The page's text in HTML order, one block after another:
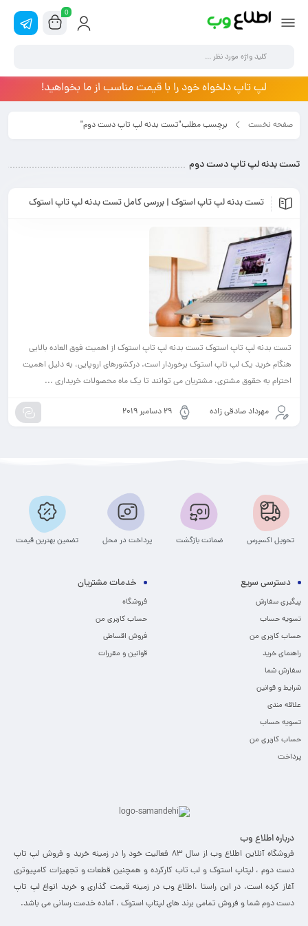
0
لپ تاپ دلخواه خود را با قیمت مناسب از ما بخواهید!
صفحه نخست برچسب مطلب"تست بدنه لپ تاپ دست دوم"
تست بدنه لپ تاپ دست دوم
تست بدنه لپ تاپ استوک | بررسی کامل تست بدنه لپ تاپ استوک
تست بدنه لپ تاپ استوک تست بدنه لپ تاپ استوک از اهمیت فوق العاده بالایی
هنگام خرید یک لپ تاپ استوک برخوردار است. درکشورهای اروپایی، به دلیل اهمیت
احترام به حقوق مشتری، مشتریان می توانند تا یک ماه محصولات خریداری ...
مهرداد صادقی زاده 29 دسامبر 2019
تحویل اکسپرس ضمانت بازگشت پرداخت در محل تضمین بهترین قیمت
دسترسی سریع
پیگیری سفارش
تسویه حساب
حساب کاربری من
راهنمای خرید
سفارش شما
شرایط و قوانین
علاقه مندی
تسویه حساب
حساب کاربری من
پرداخت
خدمات مشتریان
فروشگاه
حساب کاربری من
فروش اقساطی
قوانین و مقررات
درباره اطلاع وب
فروشگاه آنلاین اطلاع وب از سال 83 فعالیت خود را در زمینه خرید و فروش لپ تاپ
دست دوم ، لپتاپ استوک و لب تاب کارکرده و همچنین قطعات و تجهیزات کامپیوتری
آغاز کرده است. در این راستا ،‌اطلاع وب در زمینه قیمت گذاری و خرید انواع لپ تاپ
دست دوم شما و فروش تمامی برند های لپتاپ استوک ، آماده خدمت رسانی می باشد.